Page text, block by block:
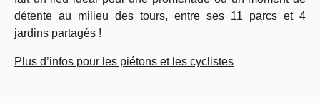
détente au milieu des tours, entre ses 11 parcs et 4
jardins partagés !
Plus d’infos pour les piétons et les cyclistes